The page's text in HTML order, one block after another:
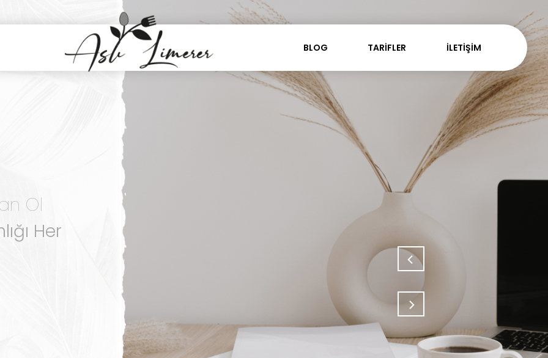
BLOG TARİFLER İLETİŞİM
Ol
Her